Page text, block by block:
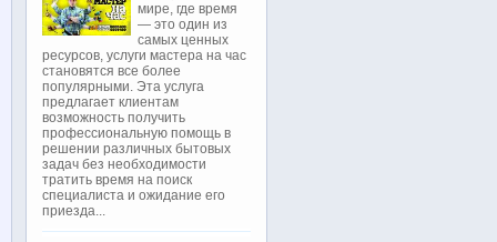
мире, где время
— это один из
самых ценных
ресурсов, услуги мастера на час
становятся все более
популярными. Эта услуга
предлагает клиентам
возможность получить
профессиональную помощь в
решении различных бытовых
задач без необходимости
тратить время на поиск
специалиста и ожидание его
приезда...